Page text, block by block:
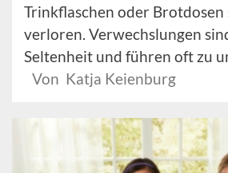
Trinkflaschen oder Brotdosen
verloren. Verwechslungen
Seltenheit und führen oft zu
Von Katja Keienburg